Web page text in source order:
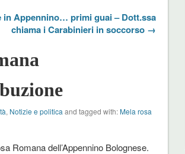
in Appennino… primi guai – Dott.ssa
chiama i Carabinieri in soccorso →
, Notizie e politica and tagged with:Mela rosa
Romana dell’Appennino Bolognese.